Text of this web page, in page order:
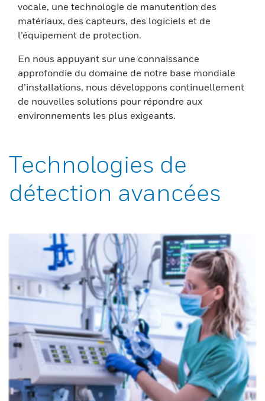
vocale, une technologie de manutention des
matériaux, des capteurs, des logiciels et de
l’équipement de protection.
En nous appuyant sur une connaissance
approfondie du domaine de notre base mondiale
d’installations, nous développons continuellement
de nouvelles solutions pour répondre aux
environnements les plus exigeants.
Technologies de
détection avancées